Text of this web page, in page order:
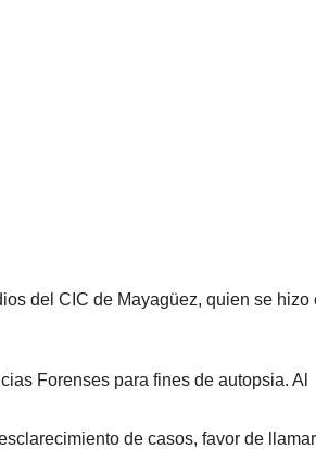
del CIC de Mayagüez, quien se hizo
Forenses para fines de autopsia. Al
de casos, favor de llamar